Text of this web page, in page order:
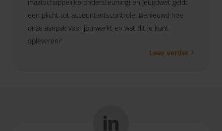
maatschappelijke ondersteuning) en Jeugdwet geldt
een plicht tot accountantscontrole. Benieuwd hoe
onze aanpak voor jou werkt en wat dit je kunt
opleveren?
Lees verder